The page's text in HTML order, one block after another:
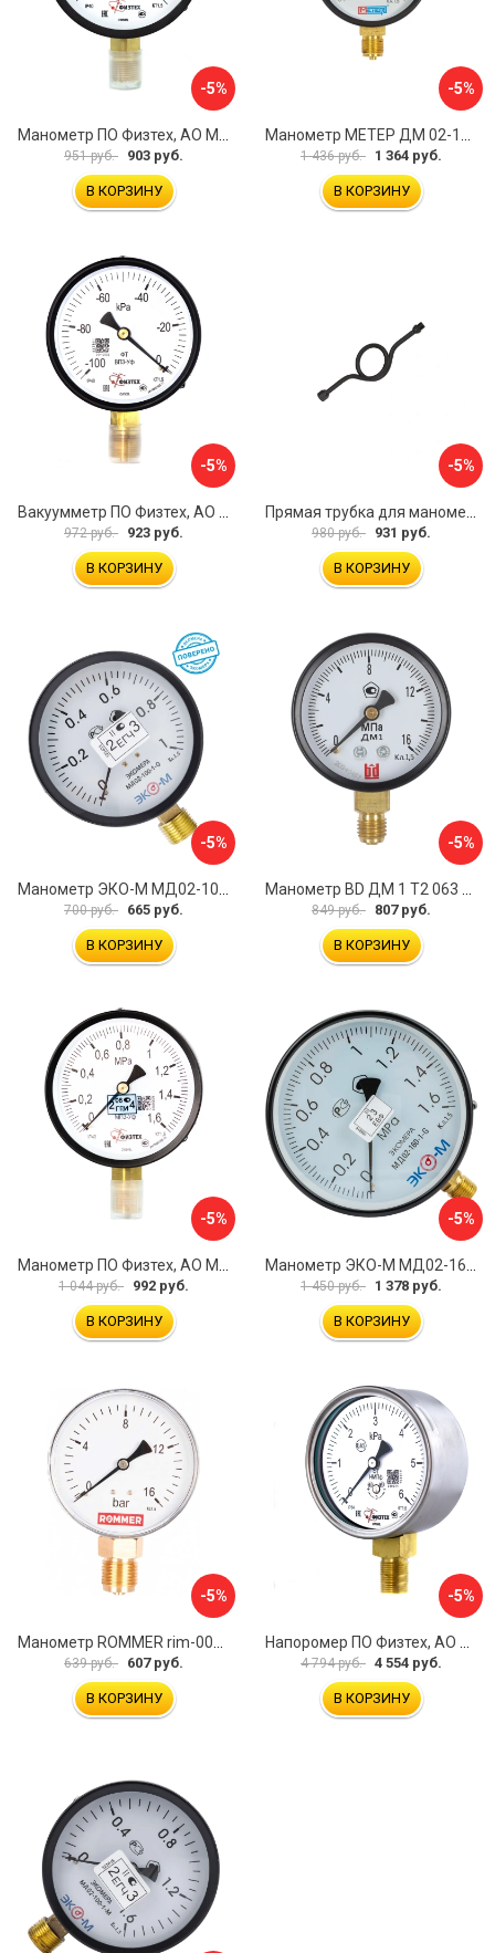
-5%
951 руб. 903 руб.
В КОРЗИНУ
-5%
1 436 руб. 1 364 руб.
В КОРЗИНУ
-5%
972 руб. 923 руб.
В КОРЗИНУ
-5%
980 руб. 931 руб.
В КОРЗИНУ
-5%
700 руб. 665 руб.
В КОРЗИНУ
-5%
849 руб. 807 руб.
В КОРЗИНУ
-5%
Манометр ПО Физтех, АО МП3-Уф 4687205178350
1 044 руб. 992 руб.
В КОРЗИНУ
-5%
Манометр ЭКО-М МД02-160-G-1,6МПа
1 450 руб. 1 378 руб.
В КОРЗИНУ
-5%
639 руб. 607 руб.
В КОРЗИНУ
-5%
4 794 руб. 4 554 руб.
В КОРЗИНУ